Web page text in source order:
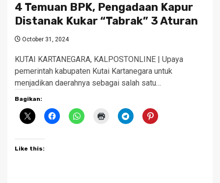
4 Temuan BPK, Pengadaan Kapur
Distanak Kukar “Tabrak” 3 Aturan
October 31, 2024
KUTAI KARTANEGARA, KALPOSTONLINE | Upaya
pemerintah kabupaten Kutai Kartanegara untuk
menjadikan daerahnya sebagai salah satu…
Bagikan:
Like this: